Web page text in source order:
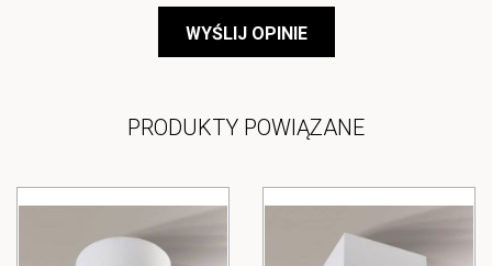
WYŚLIJ OPINIE
PRODUKTY POWIĄZANE